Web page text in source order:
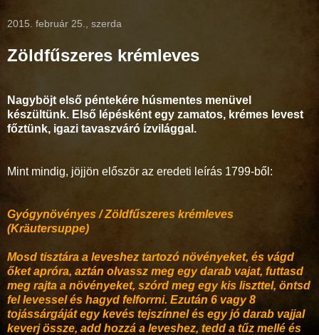
2015. február 25., szerda
Zöldfűszeres krémleves
Nagyböjt első péntekére húsmentes menüvel
készültünk. Első lépésként egy zamatos, krémes levest
főztünk, igazi tavaszváró ízvilággal.
Mint mindig, jöjjön először az eredeti leírás 1799-ből:
Gyógynövényes / Zöldfűszeres krémleves
(Kräutersuppe)
Mosd tisztára a leveshez tartozó növényeket, és vágd
őket apróra, aztán olvassz meg egy darab vajat, futtasd
meg rajta a növényeket, szórd meg egy kis liszttel, öntsd
fel levessel és hagyd felforrni. Ezután 6 vagy 8
tojássárgáját egy kevés tejszínnel és egy jó darab vajjal
keverj össze, add hozzá a leveshez, tedd a tűz mellé és